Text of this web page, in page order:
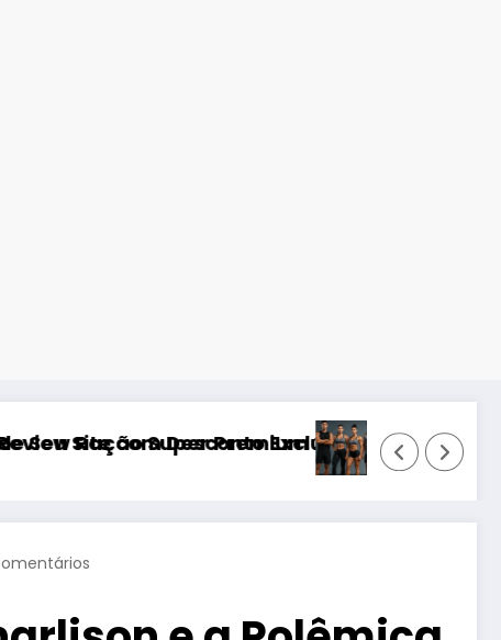
2026)de 20% na Hostinger – Rápida,
Treinamento Funcional para